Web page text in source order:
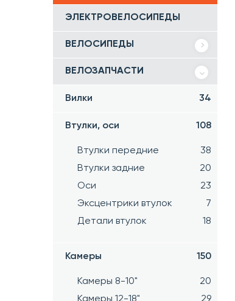
ЭЛЕКТРОВЕЛОСИПЕДЫ
ВЕЛОСИПЕДЫ
ВЕЛОЗАПЧАСТИ
Вилки 34
Втулки, оси 108
Втулки передние
38
Втулки задние
20
Оси
23
Эксцентрики втулок
7
Детали втулок
18
Камеры 150
Камеры 8-10"
20